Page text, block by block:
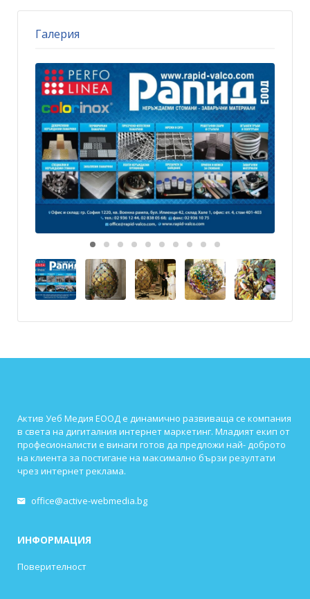
Галерия
Актив Уеб Медия ЕООД е динамично развиваща се компания
в света на дигиталния интернет маркетинг. Младият екип от
професионалисти е винаги готов да предложи най- доброто
на клиента за постигане на максимално бързи резултати
чрез интернет реклама.
office@active-webmedia.bg
ИНФОРМАЦИЯ
Поверителност